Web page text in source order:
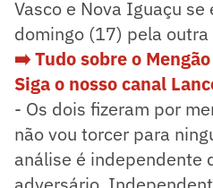
Vasco e Nova Iguaçu
domingo (17) pela
➡️ Tudo sobre o
Siga o nosso canal
- Os dois fizeram por
não vou torcer para
análise é independente